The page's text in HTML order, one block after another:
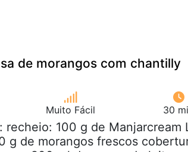
de morangos com chantilly
Muito Fácil 30
: recheio: 100 g de Manjarcream
g de morangos frescos